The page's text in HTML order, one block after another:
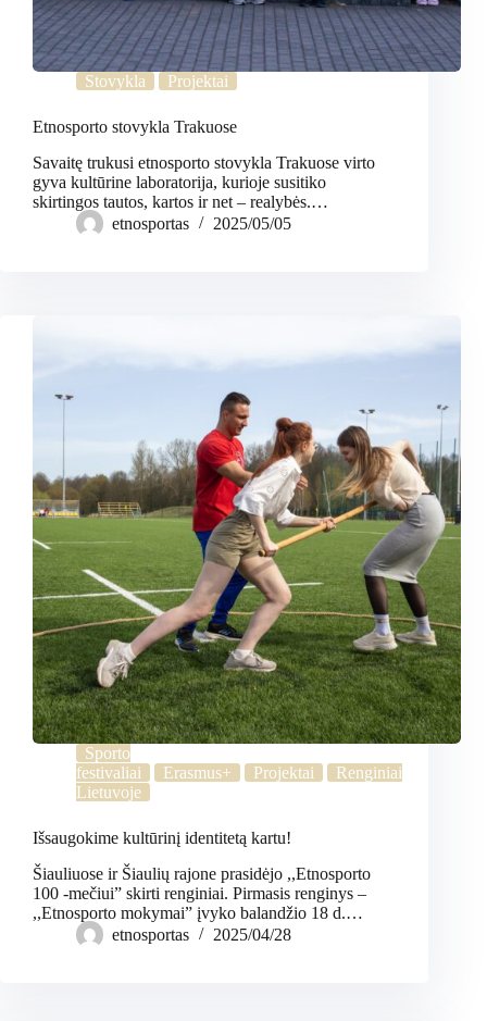
Stovykla Projektai
Etnosporto stovykla Trakuose
Savaitę trukusi etnosporto stovykla Trakuose virto
gyva kultūrine laboratorija, kurioje susitiko
skirtingos tautos, kartos ir net – realybės.…
etnosportas
2025/05/05
Sporto
festivaliai
Erasmus+ Projektai
Renginiai
Lietuvoje
Išsaugokime kultūrinį identitetą kartu!
Šiauliuose ir Šiaulių rajone prasidėjo ,,Etnosporto
100 -mečiui” skirti renginiai. Pirmasis renginys –
,,Etnosporto mokymai” įvyko balandžio 18 d.…
etnosportas
2025/04/28